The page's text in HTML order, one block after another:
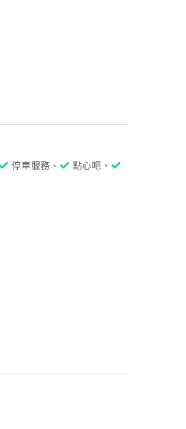
停車服務、
點心吧、